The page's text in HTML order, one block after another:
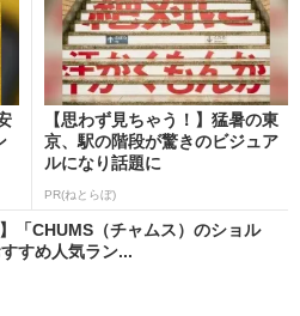
【思わず見ちゃう！】猛暑の東
京、駅の階段が驚きのビジュア
ルになり話題に
PR(ねとらぼ)
「CHUMS（チャムス）のショル
すめ人気ラン...